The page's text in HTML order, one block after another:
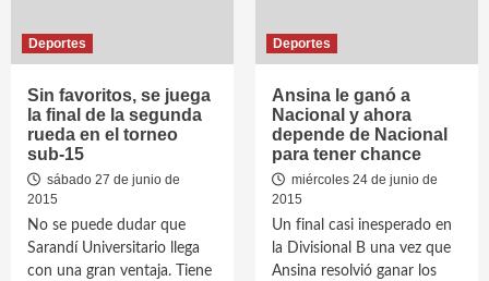
Deportes
Sin favoritos, se juega
la final de la segunda
rueda en el torneo
sub-15
sábado 27 de junio de
2015
No se puede dudar que
Sarandí Universitario llega
con una gran ventaja. Tiene
Deportes
Ansina le ganó a
Nacional y ahora
depende de Nacional
para tener chance
miércoles 24 de junio de
2015
Un final casi inesperado en
la Divisional B una vez que
Ansina resolvió ganar los